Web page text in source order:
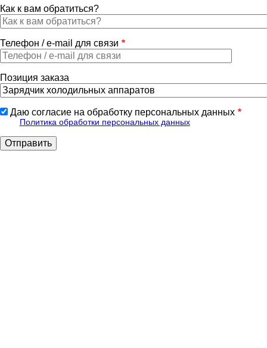
Как к вам обратиться?
Телефон / e-mail для связи
Позиция заказа
Даю согласие на обработку персональных данных
Политика обработки персональных данных